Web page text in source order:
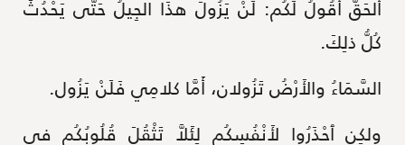
أَلحَقَّ أَقُولُ لَكُم: لَنْ يَزُولَ هذَا الجِيلُ حَتَّى يَحْدُثَ
كُلُّ ذلِكَ.
السَّمَاءُ والأَرْضُ تَزُولان، أَمَّا كلامِي فَلَنْ يَزُول.
ولكِنِ ٱحْذَرُوا لأَنْفُسِكُم لِئَلاَّ تَثْقُلَ قُلُوبُكُم في